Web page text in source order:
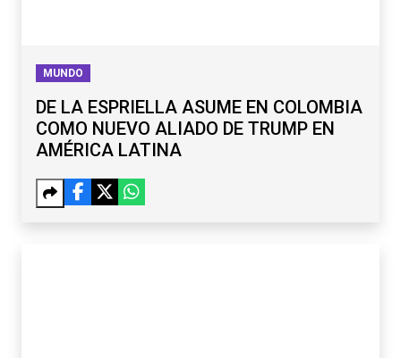
MUNDO
DE LA ESPRIELLA ASUME EN COLOMBIA
COMO NUEVO ALIADO DE TRUMP EN
AMÉRICA LATINA